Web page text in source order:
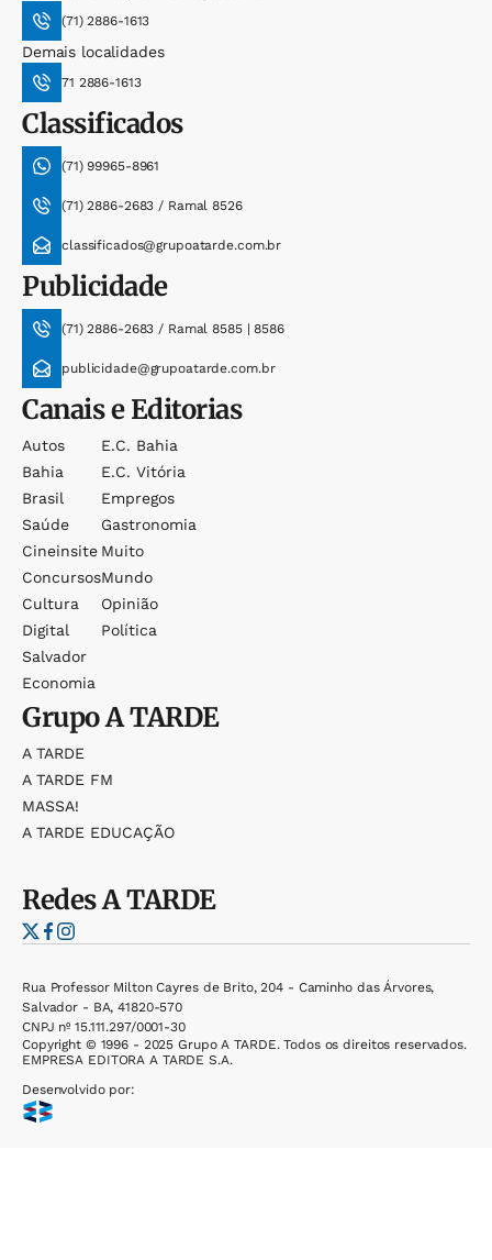
(71) 2886-1613
Demais localidades
71 2886-1613
Classificados
(71) 99965-8961
(71) 2886-2683 / Ramal 8526
classificados@grupoatarde.com.br
Publicidade
(71) 2886-2683 / Ramal 8585 | 8586
publicidade@grupoatarde.com.br
Canais e Editorias
Autos
Bahia
Brasil
Saúde
Cineinsite
Concursos
Cultura
Digital
Salvador
Economia
E.c. Bahia
E.c. Vitória
Empregos
Gastronomia
Muito
Mundo
Opinião
Política
GrupoA TARDE
A TARDE
A TARDE FM
MASSA!
A TARDE EDUCAÇÃO
RedesA TARDE
Rua Professor Milton Cayres de Brito, 204 - Caminho das Árvores,
Salvador - BA, 41820-570
CNPJ nº 15.111.297/0001-30
Copyright © 1996 - 2025 Grupo A TARDE. Todos os direitos reservados.
EMPRESA EDITORA A TARDE S.A.
Desenvolvido por: